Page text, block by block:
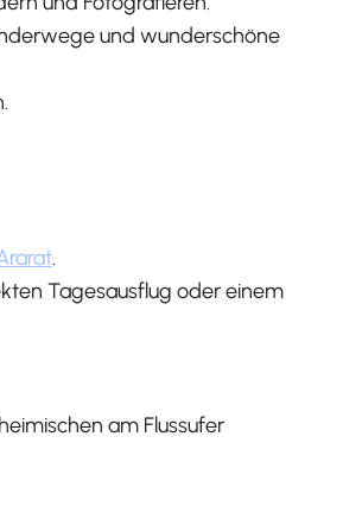
und wunderschöne
.
Tagesausflug oder einem
am Flussufer